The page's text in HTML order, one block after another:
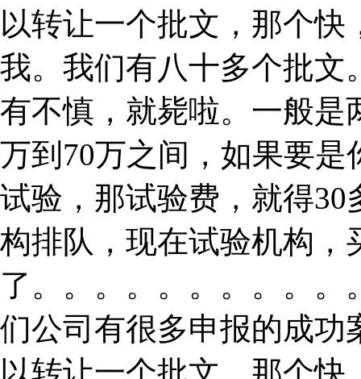
以转让一个批文，那个
我。我们有八十多个批文
有不慎，就毙啦。一般是
万到70万之间，如果要
试验，那试验费，就得
构排队，现在试验机构，
了。。。。。。。。。
们公司有很多申报的成功
以转让一个批文，那个